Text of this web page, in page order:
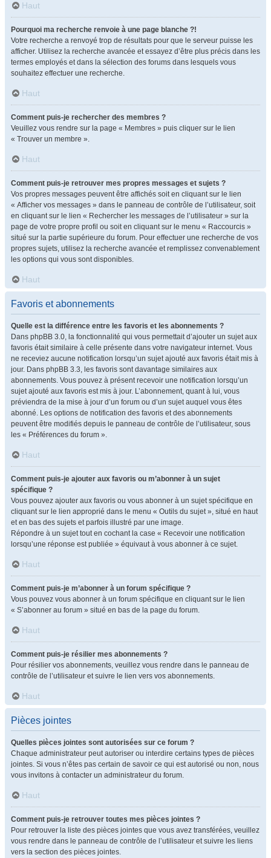
Haut
Pourquoi ma recherche renvoie à une page blanche ?!
Votre recherche a renvoyé trop de résultats pour que le serveur puisse les
afficher. Utilisez la recherche avancée et essayez d’être plus précis dans les
termes employés et dans la sélection des forums dans lesquels vous
souhaitez effectuer une recherche.
Haut
Comment puis-je rechercher des membres ?
Veuillez vous rendre sur la page « Membres » puis cliquer sur le lien
« Trouver un membre ».
Haut
Comment puis-je retrouver mes propres messages et sujets ?
Vos propres messages peuvent être affichés soit en cliquant sur le lien
« Afficher vos messages » dans le panneau de contrôle de l’utilisateur, soit
en cliquant sur le lien « Rechercher les messages de l’utilisateur » sur la
page de votre propre profil ou soit en cliquant sur le menu « Raccourcis »
situé sur la partie supérieure du forum. Pour effectuer une recherche de vos
propres sujets, utilisez la recherche avancée et remplissez convenablement
les options qui vous sont disponibles.
Haut
Favoris et abonnements
Quelle est la différence entre les favoris et les abonnements ?
Dans phpBB 3.0, la fonctionnalité qui vous permettait d’ajouter un sujet aux
favoris était similaire à celle présente dans votre navigateur internet. Vous
ne receviez aucune notification lorsqu’un sujet ajouté aux favoris était mis à
jour. Dans phpBB 3.3, les favoris sont davantage similaires aux
abonnements. Vous pouvez à présent recevoir une notification lorsqu’un
sujet ajouté aux favoris est mis à jour. L’abonnement, quant à lui, vous
préviendra de la mise à jour d’un forum ou d’un sujet auquel vous êtes
abonné. Les options de notification des favoris et des abonnements
peuvent être modifiés depuis le panneau de contrôle de l’utilisateur, sous
les « Préférences du forum ».
Haut
Comment puis-je ajouter aux favoris ou m’abonner à un sujet
spécifique ?
Vous pouvez ajouter aux favoris ou vous abonner à un sujet spécifique en
cliquant sur le lien approprié dans le menu « Outils du sujet », situé en haut
et en bas des sujets et parfois illustré par une image.
Répondre à un sujet tout en cochant la case « Recevoir une notification
lorsqu’une réponse est publiée » équivaut à vous abonner à ce sujet.
Haut
Comment puis-je m’abonner à un forum spécifique ?
Vous pouvez vous abonner à un forum spécifique en cliquant sur le lien
« S’abonner au forum » situé en bas de la page du forum.
Haut
Comment puis-je résilier mes abonnements ?
Pour résilier vos abonnements, veuillez vous rendre dans le panneau de
contrôle de l’utilisateur et suivre le lien vers vos abonnements.
Haut
Pièces jointes
Quelles pièces jointes sont autorisées sur ce forum ?
Chaque administrateur peut autoriser ou interdire certains types de pièces
jointes. Si vous n’êtes pas certain de savoir ce qui est autorisé ou non, nous
vous invitons à contacter un administrateur du forum.
Haut
Comment puis-je retrouver toutes mes pièces jointes ?
Pour retrouver la liste des pièces jointes que vous avez transférées, veuillez
vous rendre dans le panneau de contrôle de l’utilisateur et suivre les liens
vers la section des pièces jointes.